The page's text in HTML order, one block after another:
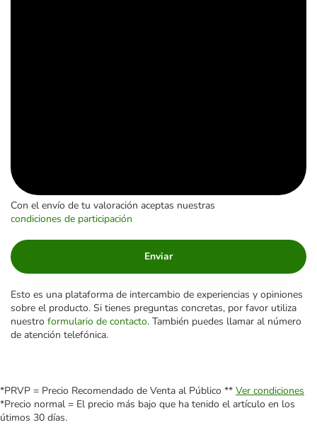
Con el envío de tu valoración aceptas nuestras
condiciones de participación
Enviar
Esto es una plataforma de intercambio de experiencias y opiniones
sobre el producto. Si tienes preguntas concretas, por favor utiliza
nuestro formulario de contacto. También puedes llamar al número
de atención telefónica.
*PRVP = Precio Recomendado de Venta al Público ** Ver condiciones
*Precio normal = El precio más bajo que ha tenido el artículo en los
útimos 30 días.